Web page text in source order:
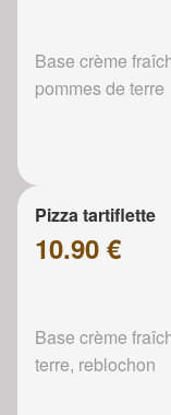
Base crème
pommes de terre
Pizza tartiflette
10.90 €
Base crème
terre, reblochon